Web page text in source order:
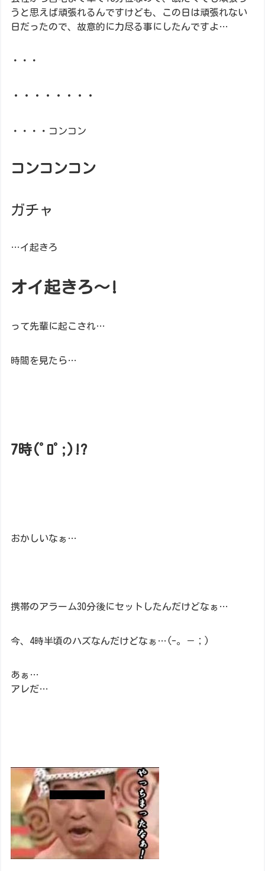
うと思えば頑張れるんですけども、この日は頑張れない
日だったので、故意的に力尽る事にしたんですよ…
・・・
・・・・・・・・
・・・・コンコン
コンコンコン
ガチャ
…イ起きろ
オイ起きろ～!
って先輩に起こされ…
時間を見たら…
7時(ﾟﾛﾟ;)!?
おかしいなぁ…
携帯のアラーム30分後にセットしたんだけどなぁ…
今、4時半頃のハズなんだけどなぁ…(-。－；)
あぁ…
アレだ…